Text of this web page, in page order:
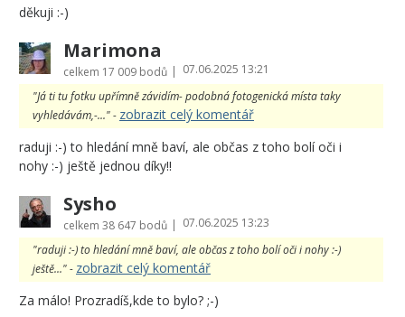
děkuji :-)
Marimona
celkem 17 009 bodů | 07.06.2025 13:21
"Já ti tu fotku upřímně závidím- podobná fotogenická místa taky
vyhledávám,-..." - zobrazit celý komentář
raduji :-) to hledání mně baví, ale občas z toho bolí oči i
nohy :-) ještě jednou díky!!
Sysho
celkem 38 647 bodů | 07.06.2025 13:23
"raduji :-) to hledání mně baví, ale občas z toho bolí oči i nohy :-)
ještě..." - zobrazit celý komentář
Za málo! Prozradíš,kde to bylo? ;-)